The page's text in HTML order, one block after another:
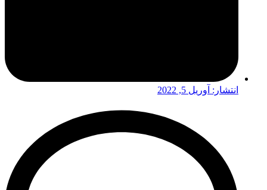
انتشار: آوریل 5, 2022